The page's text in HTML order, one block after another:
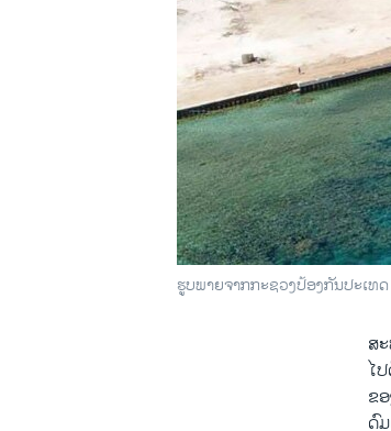
ຮູບພາຍຈາກກະຊວງປ້ອງກັນປະເທ
ສ
ໄ
ຂ
ດົ